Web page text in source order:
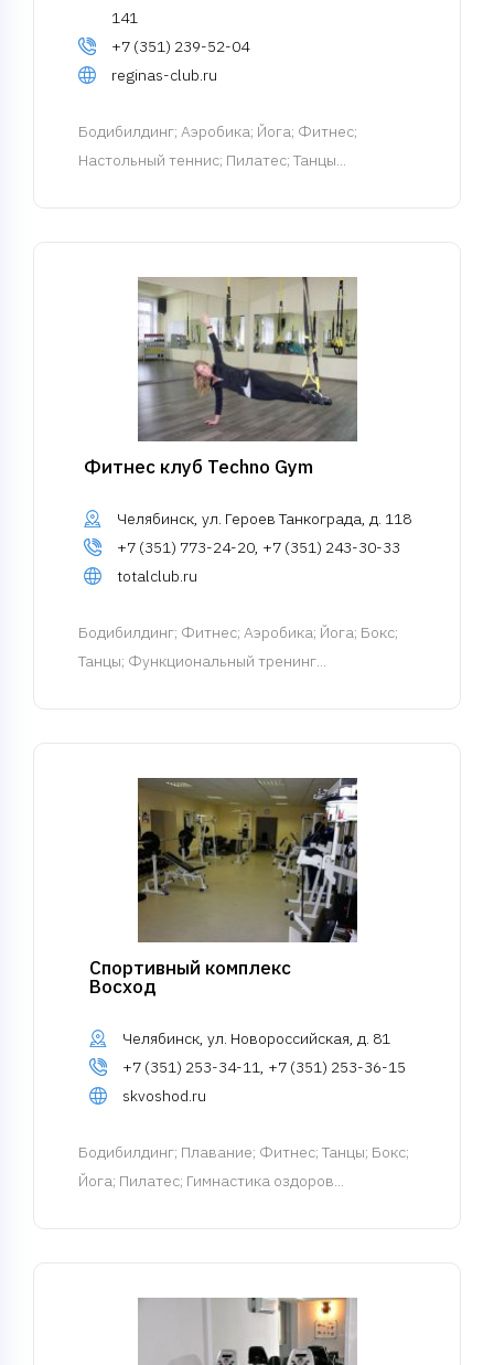
141
+7 (351) 239-52-04
reginas-club.ru
Бодибилдинг; Аэробика; Йога; Фитнес;
Настольный теннис; Пилатес; Танцы...
Фитнес клуб Techno Gym
Челябинск, ул. Героев Танкограда, д. 118
+7 (351) 773-24-20, +7 (351) 243-30-33
totalclub.ru
Бодибилдинг; Фитнес; Аэробика; Йога; Бокс;
Танцы; Функциональный тренинг...
Спортивный комплекс
Восход
Челябинск, ул. Новороссийская, д. 81
+7 (351) 253-34-11, +7 (351) 253-36-15
skvoshod.ru
Бодибилдинг; Плавание; Фитнес; Танцы; Бокс;
Йога; Пилатес; Гимнастика оздоров...